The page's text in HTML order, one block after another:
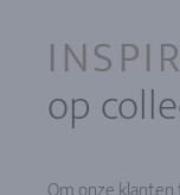
op